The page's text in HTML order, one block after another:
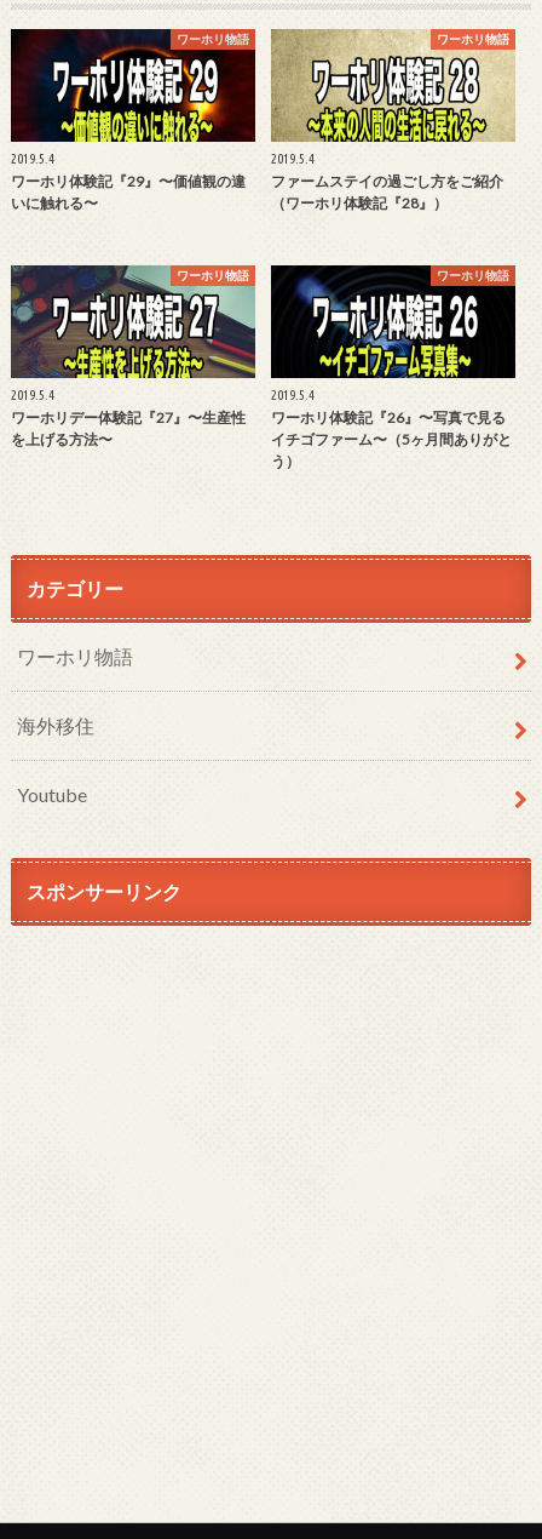
ワーホリ物語
2019.5.4
ワーホリ体験記『29』〜価値観の違
いに触れる〜
ワーホリ物語
2019.5.4
ファームステイの過ごし方をご紹介
（ワーホリ体験記『28』）
ワーホリ物語
2019.5.4
ワーホリデー体験記『27』〜生産性
を上げる方法〜
ワーホリ物語
2019.5.4
ワーホリ体験記『26』〜写真で見る
イチゴファーム〜（5ヶ月間ありがと
う）
カテゴリー
ワーホリ物語
海外移住
Youtube
スポンサーリンク